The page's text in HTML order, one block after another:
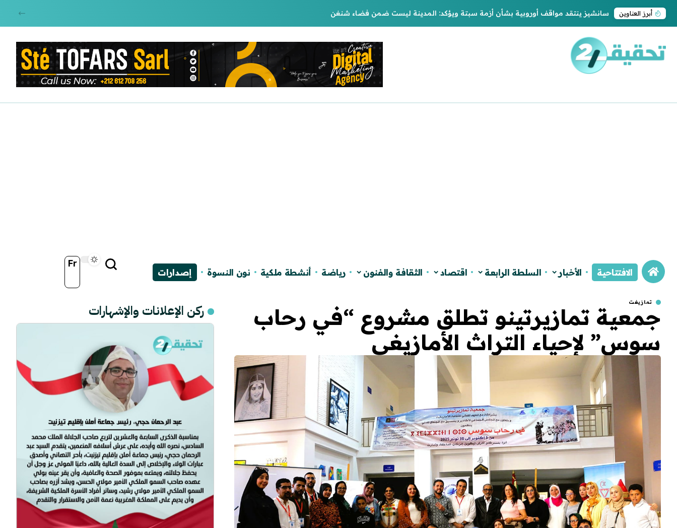
أبرز العناوين سانشيز ينتقد مواقف أوروبية بشأن أزمة سبتة ويؤكد: المدينة ليست ضمن فضاء شنغن
Fr
الافتتاحية الأخبار السلطة الرابعة اقتصاد الثقافة والفنون رياضة أنشطة ملكية نون النسوة إصدارات
تمازيغت
جمعية تمازيرتينو تطلق مشروع “في رحاب
سوس” لإحياء التراث الأمازيغي
ركن الإعلانات والإشهارات